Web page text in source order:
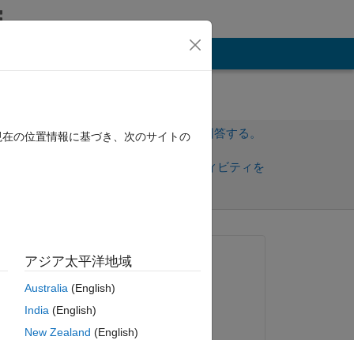
サインインしてこの質問に回答する。
サインインしてアクティビティを
質問済み:
2022 年 10 月 5 日
コメント済み:
の位置情報に基づき、次のサイトの
アジア太平洋地域
Australia(English)
India(English)
New Zealand (English)